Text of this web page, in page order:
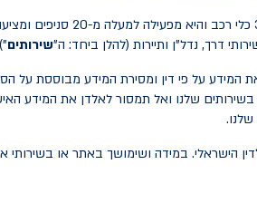
לאלדן צי של כ-
דרך, נדל"ן ותיירות (להלן ביחד: ה"שירותים
המידע על פי דין ומסירת המידע מבוססת על
שלנו ואל תמסור לאלדן את המידע
הישראלי. במידה ושימושך באתר או בשירותי